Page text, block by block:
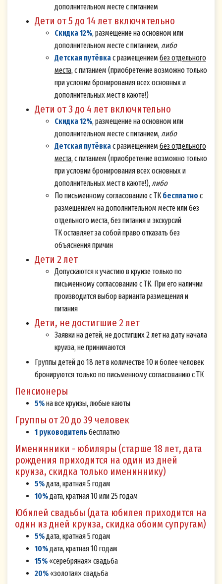
дополнительном месте с питанием
Дети от 5 до 14 лет включительно
Скидка 12%, размещение на основном или
дополнительном месте с питанием, либо
Детская путёвкас размещением без отдельного
места, с питанием (приобретение возможно только
при условии бронирования всех основных и
дополнительных мест в каюте!)
Дети от 3 до 4 лет включительно
Скидка 12%, размещение на основном или
дополнительном месте с питанием, либо
Детская путёвкас размещением без отдельного
места, с питанием (приобретение возможно только
при условии бронирования всех основных и
дополнительных мест в каюте!), либо
По письменному согласованию с ТК бесплатно с
размещением на дополнительном месте или без
отдельного места, без питания и экскурсий
ТК оставляет за собой право отказать без
объяснения причин
Дети 2 лет
Допускаются к участию в круизе только по
письменному согласованию с ТК. При его наличии
производится выбор варианта размещения и
питания
Дети, не достигшие 2 лет
Заявки на детей, не достигших 2 лет на дату начала
круиза, не принимаются
Группы детей до 18 лет в количестве 10 и более человек
бронируются только по письменному согласованию с ТК
Пенсионеры
5%на все круизы, любые каюты
Группы от 20 до 39 человек
1 руководитель бесплатно
Именинники - юбиляры (старше 18 лет, дата
рождения приходится на один из дней
круиза, скидка только имениннику)
5%дата, кратная 5 годам
10%дата, кратная 10 или 25 годам
Юбилей свадьбы (дата юбилея приходится на
один из дней круиза, скидка обоим супругам)
5%дата, кратная 5 годам
10%дата, кратная 10 годам
15% «серебряная» свадьба
20% «золотая» свадьба
Согласие на обработку персональных
данных (Cookie)
Настоящим я, физическое лицо,
идентифицирующееся в настоящем Согласии
по адресу электронной почты (и/или номеру
мобильного телефона), указанных мной при
оформлении «Подписки на рассылку» на Сайте
volgawolga.ru (далее - Cайт), в соответствии с
Федеральным законом от 27.07.2006 г. № 152-
ФЗ «О персональных данных» свободно, своей
волей и в своем интересе даю свое Согласие на
обработку указанных персональных данных
Оператору - Обществу с ограниченной
ответственностью «Теплоходная компания
«Большой МАЯК» (ООО «Большой МАЯК»),
614000, Пермский край, г. Пермь, ул. Газеты
Звезда, д. 8, 1 этаж; ИНН 5902040240; ОГРН
1165958112374, которому принадлежит Сайт
volgawolga.ru.
Подтверждением подписания (принятия) мной
Согласия на обработку персональных данных
после того, как я ознакомился(-ась) с текстом
настоящего Согласия перед Подпиской на
рассылку на Сайте, является проставление
галочки рядом со ссылкой на текст «Я даю
своё Согласие на обработку персональных
Согласие на обработку персональных данных
дается мной с целью направления и получения
мной информационных и рекламных рассылок
(далее - рассылок) от Оператора о проводимых
им мероприятиях, рекламных кампаниях,
конкурсах, а также о предлагаемых
специальных предложениях и акциях.
Я согласен (-на), что Оператор вправе
осуществлять рассылку в мой адрес
Принимаю